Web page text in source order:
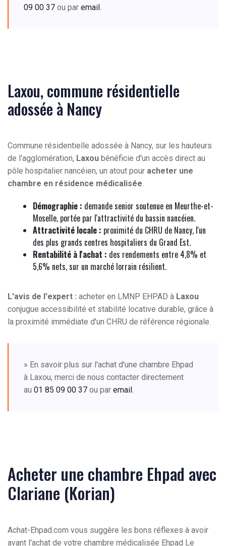
09 00 37 ou par email.
Laxou, commune résidentielle
adossée à Nancy
Commune résidentielle adossée à Nancy, sur les hauteurs
de l'agglomération, Laxou bénéficie d'un accès direct au
pôle hospitalier nancéien, un atout pour acheter une
chambre en résidence médicalisée.
Démographie : demande senior soutenue en Meurthe-et-
Moselle, portée par l'attractivité du bassin nancéien.
Attractivité locale : proximité du CHRU de Nancy, l'un
des plus grands centres hospitaliers du Grand Est.
Rentabilité à l'achat : des rendements entre 4,8% et
5,6% nets, sur un marché lorrain résilient.
L'avis de l'expert : acheter en LMNP EHPAD à Laxou
conjugue accessibilité et stabilité locative durable, grâce à
la proximité immédiate d'un CHRU de référence régionale.
» En savoir plus sur l'achat d'une chambre Ehpad
à Laxou, merci de nous contacter directement
au 01 85 09 00 37 ou par email.
Acheter une chambre Ehpad avec
Clariane (Korian)
Achat-Ehpad.com vous suggère les bons réflexes à avoir
avant l'achat de votre chambre médicalisée Ehpad Le